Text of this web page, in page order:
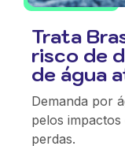
Trata
risco de
de água
Demanda por
pelos impactos
perdas.